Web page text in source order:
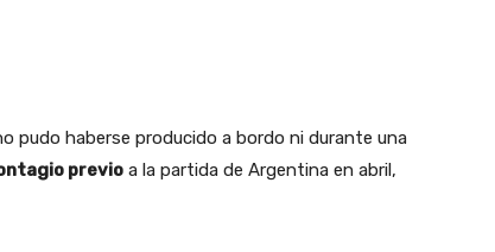
pudo haberse producido a bordo ni durante una
previo a la partida de Argentina en abril,